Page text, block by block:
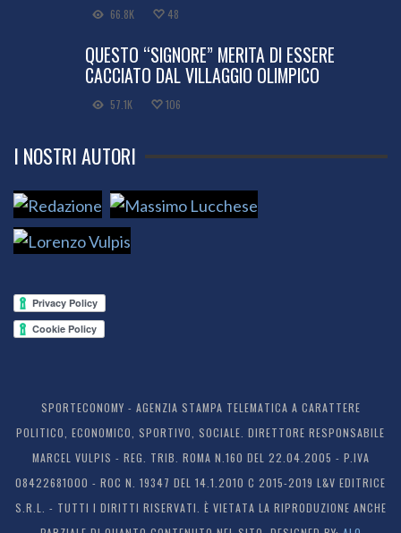
66.8K 48
QUESTO “SIGNORE” MERITA DI ESSERE
CACCIATO DAL VILLAGGIO OLIMPICO
57.1K 106
I NOSTRI AUTORI
SPORTECONOMY - AGENZIA STAMPA TELEMATICA A CARATTERE
POLITICO, ECONOMICO, SPORTIVO, SOCIALE. DIRETTORE RESPONSABILE
MARCEL VULPIS - REG. TRIB. ROMA N.160 DEL 22.04.2005 - P.IVA
08422681000 - ROC N. 19347 DEL 14.1.2010 C 2015-2019 L&V EDITRICE
S.R.L. - TUTTI I DIRITTI RISERVATI. È VIETATA LA RIPRODUZIONE ANCHE